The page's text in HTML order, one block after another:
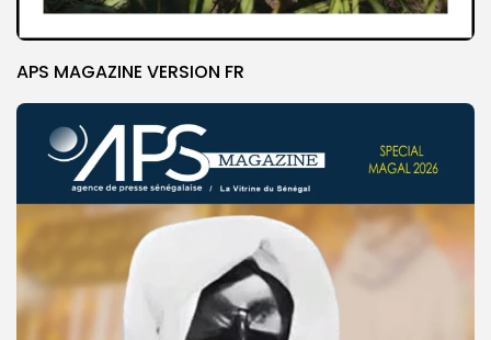
APS MAGAZINE VERSION FR